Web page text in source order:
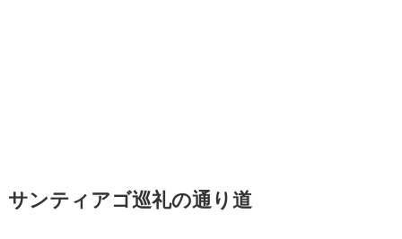
サンティアゴ巡礼の通り道